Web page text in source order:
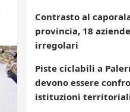
Contrasto al
provincia, 18
irregolari
Piste ciclabili a
devono essere
istituzioni